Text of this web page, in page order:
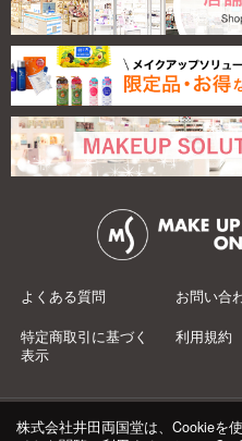
よくある質問 お問い合
特定商取引に基づく
表示
利用規約
株式会社井田両国堂は、Cookieを